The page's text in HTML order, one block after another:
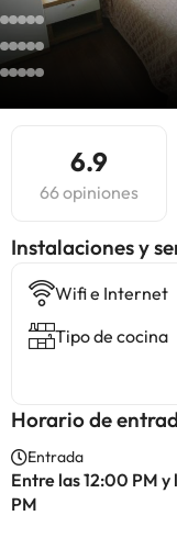
6.9
66 opiniones
Instalaciones y
Wifi e Internet
Tipo de cocina
Horario de
Entrada
Entre las 12:00 PM y
PM